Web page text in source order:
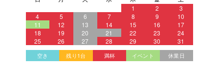
1
2
3
4
5 6 7 8 9
10
11
12 13 14 15 16
17
18
19 20 21 22 23
24
25
26 27 28 29 30 31
空き 残り1台 満杯 イベント 休業日